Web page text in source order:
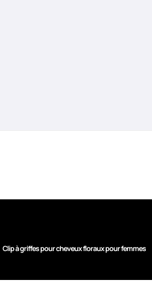
Clip à griffes pour cheveux floraux pour femmes